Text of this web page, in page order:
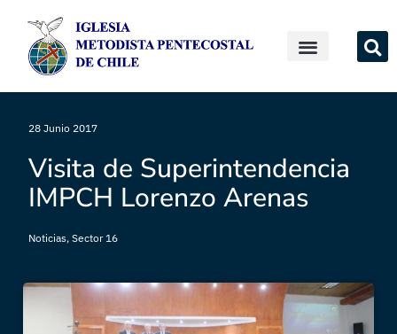
28 Junio 2017
Visita de Superintendencia
IMPCH Lorenzo Arenas
Noticias, Sector 16